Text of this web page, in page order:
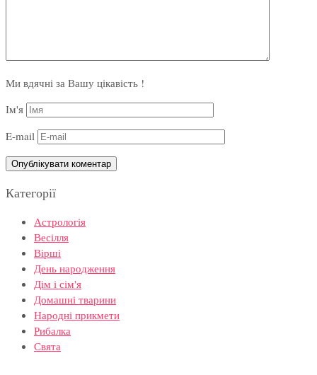
Ми вдячні за Вашу цікавість !
Ім'я
E-mail
Категорії
Астрологія
Весілля
Вірші
День народження
Дім і сім'я
Домашні тварини
Народні прикмети
Рибалка
Свята